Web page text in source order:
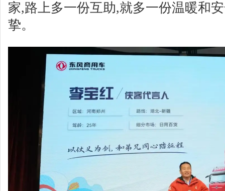
家,路上多一份互助,就多一份温暖和
挚。